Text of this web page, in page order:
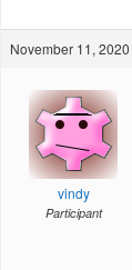
November 11,
vindy
Participant